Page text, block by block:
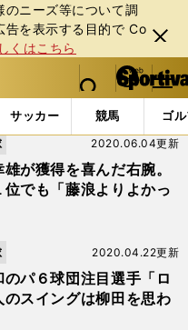
のニーズ等について調
告を表⽰する⽬的で Co
くはこちら
閉じ
る
web Sportiva (webスポルティーバ)
検索
マイペ
ー
ジ
メニュ
サッカー 競馬 ゴ
ージ目)
が獲得を喜んだ右腕。
位でも「藤浪よりよかっ
2020.06.04更新
のパ６球団注目選手「ロ
のスイングは柳田を思わ
2020.04.22更新